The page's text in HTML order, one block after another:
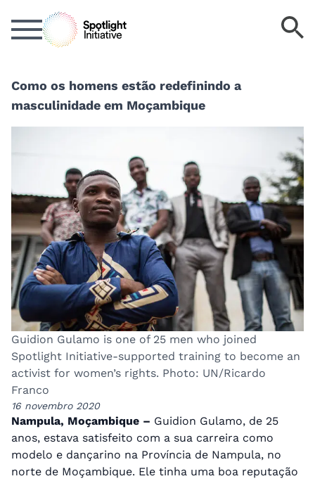
para
Como os homens estão redefinindo a
masculinidade em Moçambique
Guidion Gulamo is one of 25 men who joined
Spotlight Initiative-supported training to become an
activist for women’s rights. Photo: UN/Ricardo
Franco
16 novembro 2020
Nampula, Moçambique – Guidion Gulamo, de 25
anos, estava satisfeito com a sua carreira como
modelo e dançarino na Província de Nampula, no
norte de Moçambique. Ele tinha uma boa reputação